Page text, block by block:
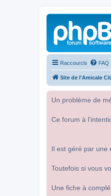
Raccourcis FAQ
Site de l'Amicale
Un problème de
Ce forum à
Il est géré par une
Toutefois si vous
Une fiche à